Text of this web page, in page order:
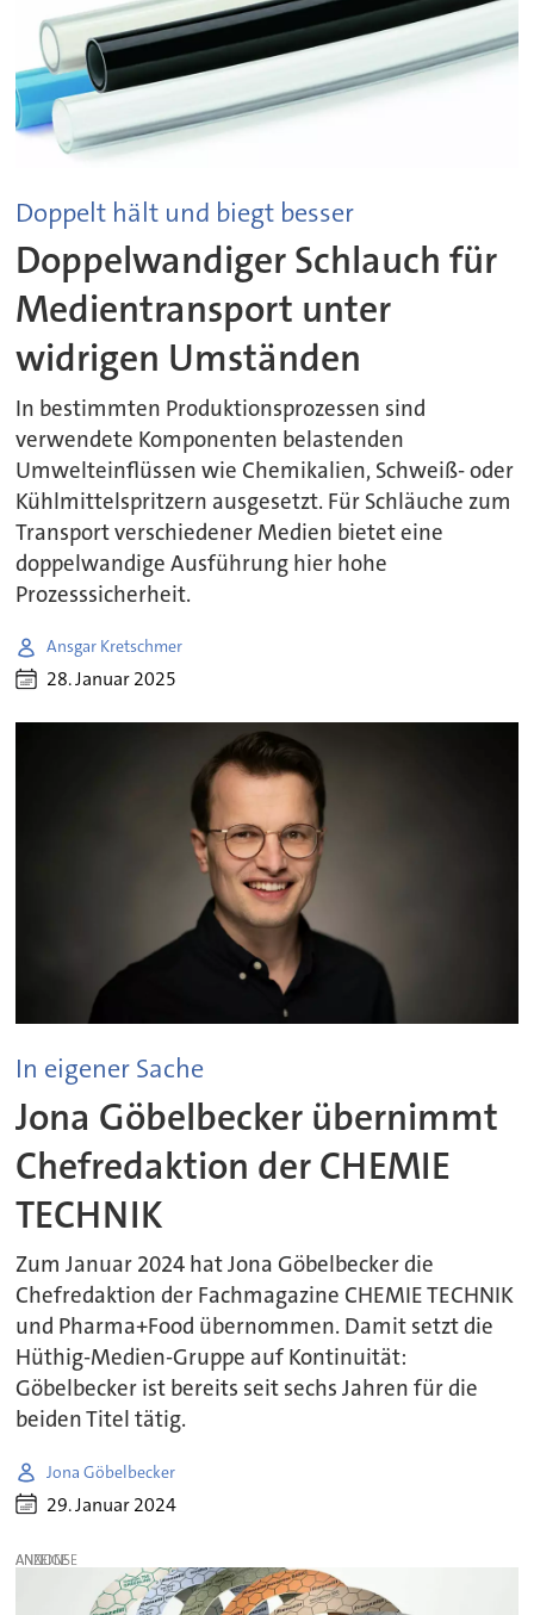
Doppelt hält und biegt besser
Doppelwandiger Schlauch für
Medientransport unter
widrigen Umständen
In bestimmten Produktionsprozessen sind
verwendete Komponenten belastenden
Umwelteinflüssen wie Chemikalien, Schweiß- oder
Kühlmittelspritzern ausgesetzt. Für Schläuche zum
Transport verschiedener Medien bietet eine
doppelwandige Ausführung hier hohe
Prozesssicherheit.
Ansgar Kretschmer
28. Januar 2025
In eigener Sache
Jona Göbelbecker übernimmt
Chefredaktion der CHEMIE
TECHNIK
Zum Januar 2024 hat Jona Göbelbecker die
Chefredaktion der Fachmagazine CHEMIE TECHNIK
und Pharma+Food übernommen. Damit setzt die
Hüthig-Medien-Gruppe auf Kontinuität:
Göbelbecker ist bereits seit sechs Jahren für die
beiden Titel tätig.
Jona Göbelbecker
29. Januar 2024
ANZEIGE